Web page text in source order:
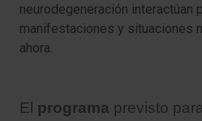
neurodegeneración interactúan
manifestaciones y situaciones
ahora.
El programa previsto